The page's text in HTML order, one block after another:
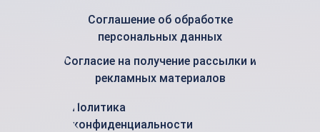
Соглашение об обработке
персональных данных
Согласие на получение рассылки и
рекламных материалов
Политика
конфиденциальности